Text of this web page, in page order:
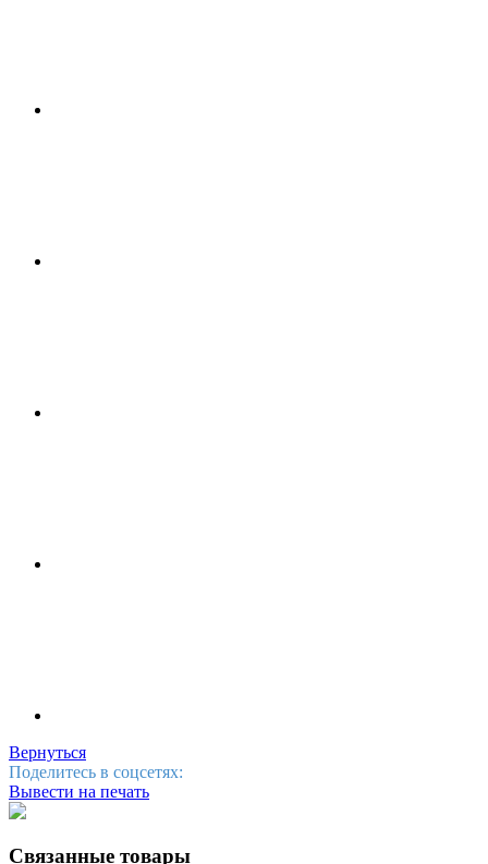
Вернуться
Поделитесь в соцсетях:
Вывести на печать
Связанные товары